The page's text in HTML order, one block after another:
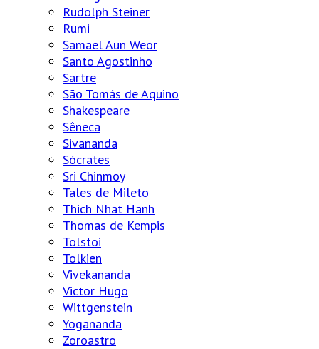
Rudolph Steiner
Rumi
Samael Aun Weor
Santo Agostinho
Sartre
São Tomás de Aquino
Shakespeare
Sêneca
Sivananda
Sócrates
Sri Chinmoy
Tales de Mileto
Thich Nhat Hanh
Thomas de Kempis
Tolstoi
Tolkien
Vivekananda
Victor Hugo
Wittgenstein
Yogananda
Zoroastro